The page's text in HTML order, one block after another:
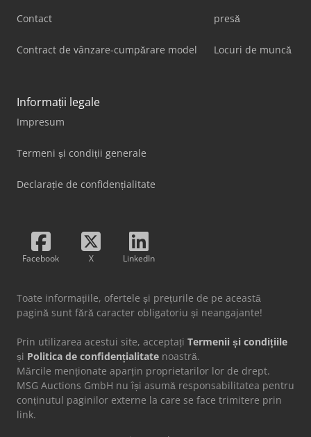
Contact
Contract de vânzare-cumpărare model
presă
Locuri de muncă
Informații legale
Impresum
Termeni și condiții generale
Declarație de confidențialitate
Facebook X LinkedIn
Toate informațiile, ofertele și prețurile de pe această
pagină sunt fără caracter obligatoriu și neangajante!
Prin utilizarea acestui site, acceptați Termenii și condițiile
și Politica de confidențialitate noastră.
Mărcile menționate aparțin proprietarilor lor de drept.
MSG Auctions GmbH nu își asumă responsabilitatea pentru
conținutul paginilor externe la care se face trimitere prin
link.